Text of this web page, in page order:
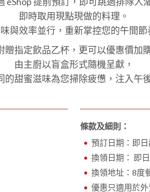
即時取用現點現做的料理。
與效率並行，重新掌控您的午間節
贈指定飲品乙杯，更可以優惠價加
由主廚以盲盒形式隨機呈獻，
的甜蜜滋味為您掃除疲憊，注入午
條款及細則：
預訂日期：即
換領日期： 即
換領地址：8度
優惠只適用於